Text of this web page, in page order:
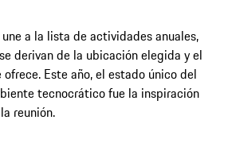
a la lista de actividades anuales,
derivan de la ubicación elegida y el
Este año, el estado único del
tecnocrático fue la inspiración
reunión.